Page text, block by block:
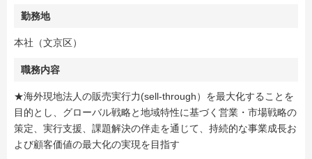
勤務地
本社（文京区）
職務内容
★海外現地法人の販売実行力(sell-through）を最大化することを
目的とし、グローバル戦略と地域特性に基づく営業・市場戦略の
策定、実行支援、課題解決の伴走を通じて、持続的な事業成長お
よび顧客価値の最大化の実現を目指す